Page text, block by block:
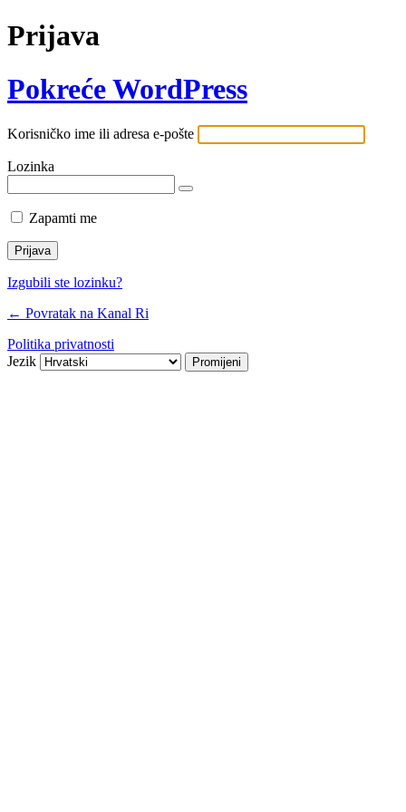
Prijava
Pokreće WordPress
Korisničko ime ili adresa e-pošte
Lozinka
Zapamti me
Izgubili ste lozinku?
← Povratak na Kanal Ri
Politika privatnosti
Jezik